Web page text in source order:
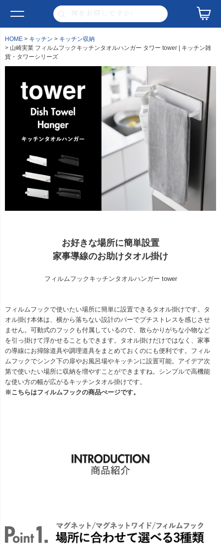
HOME キッチン
キッチン収納
山崎実業 フィルムフックキッチンタオルハンガー タワー tower | キッチン雑
貨・タワーシリーズ
お好きな場所に簡単設置
家事導線のお助けタオル掛け
フィルムフックキッチンタオルハンガー tower
フィルムフックで使いたい場所に簡単に設置できるタオル掛けです。タ
オル掛け本体は、横から落ちない設計のバーでプチストレスを感じさせ
ません。可動式のフックも付属しているので、散らかりがちな小物など
を引っ掛けて浮かせることもできます。タオル掛けだけではなく、家事
の導線にお掃除道具や調理道具をまとめておくのにも便利です。フィル
ムフックでシンク下の扉やお風呂場やキッチンに設置可能。アイデア次
第で使いたい場所に収納を増やすことができますね。シンプルで高機能
な使い方の幅が広がるキッチンタオル掛けです。
※こちらはフィルムフックの商品ぺージです。